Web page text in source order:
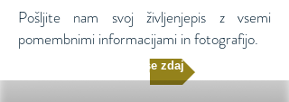
Pošljite nam svoj življenjepis z vsemi
pomembnimi informacijami in fotografijo.
Prijavi se zdaj